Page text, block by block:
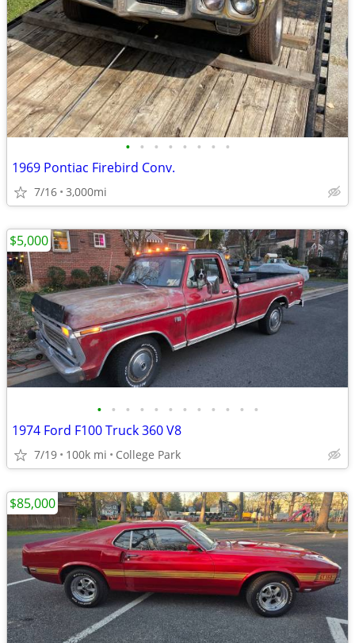
• • • • • • • •
1969 Pontiac Firebird Conv.
7/16 3,000mi
• • • • • • • • • • • •
1974 Ford F100 Truck 360 V8
7/19 100k mi College Park
$5,000
$85,000